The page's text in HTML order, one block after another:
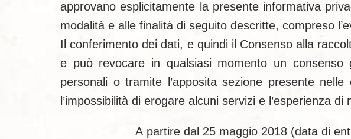
approvano esplicitamente la presente informativa
modalità e alle finalità di seguito descritte, compreso
Il conferimento dei dati, e quindi il Consenso alla
e può revocare in qualsiasi momento un
personali o tramite l’apposita sezione presente
l’impossibilità di erogare alcuni servizi e l’esperienza
A partire dal 25 maggio 2018 (data di entrata